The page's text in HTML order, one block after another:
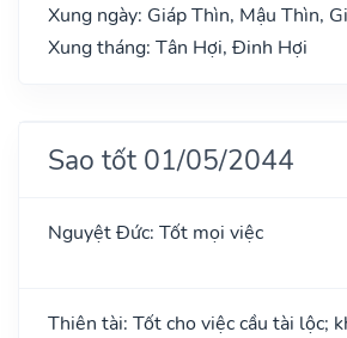
Xung ngày: Giáp Thìn, Mậu Thìn,
Xung tháng: Tân Hợi, Đinh Hợi
Sao tốt 01/05/2044
Nguyệt Đức: Tốt mọi việc
Thiên tài: Tốt cho việc cầu tài lộc;